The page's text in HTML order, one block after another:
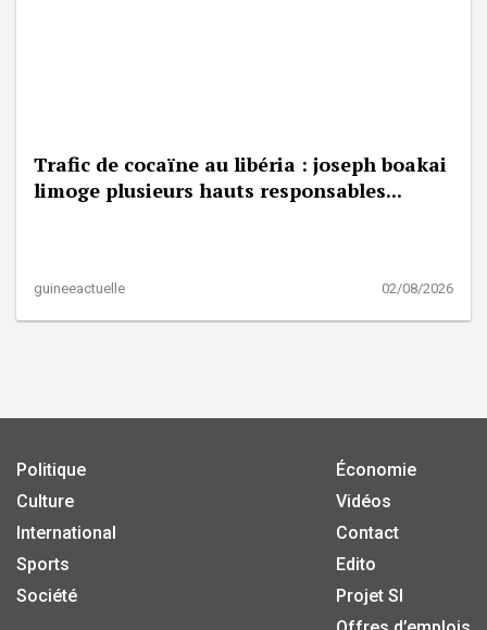
Trafic de cocaïne au libéria : joseph boakai
limoge plusieurs hauts responsables...
guineeactuelle 02/08/2026
Politique
Culture
International
Sports
Société
Économie
Vidéos
Contact
Edito
Projet SI